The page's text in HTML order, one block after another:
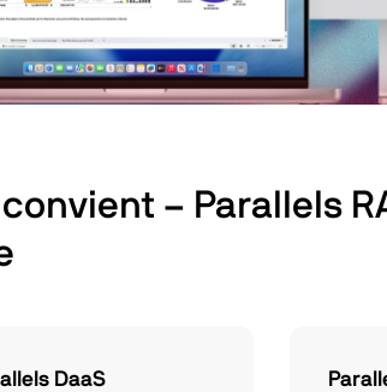
– Parallels
DaaS